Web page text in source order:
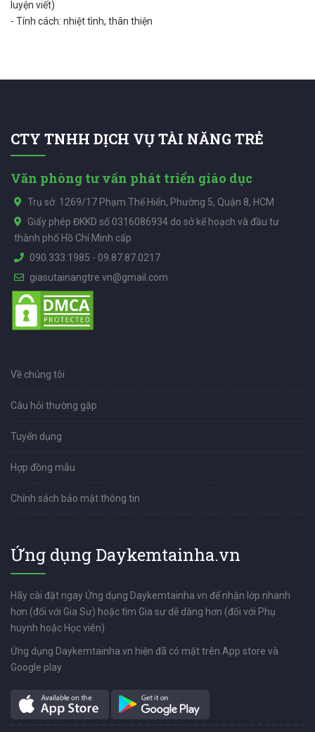
luyện viết)
- Tính cách: nhiệt tình, thân thiện
CTY TNHH DỊCH VỤ TÀI NĂNG TRẺ
Văn phòng tư vấn phát triển giáo dục
Trụ sở: 1269/17 Phạm Thế Hiển, Phường 5, Quận 8, HCM
Giấy phép ĐKKD số 0316086934 do sở kế hoạch và đầu tư
thành phố Hồ Chí Minh cấp
090.333.1985 - 09.87.87.0217
giasutainangtre.vn@gmail.com
Về chúng tôi
Câu hỏi thường gặp
Tuyển dụng
Hợp đồng mẫu
Chính sách bảo mật thông tin
Ứng dụng Daykemtainha.vn
Hãy cài đặt ngay Ứng dụng Daykemtainha.vn để nhận lớp nhanh
hơn (đối với Gia Sư) hoặc tìm Gia sư dễ dàng hơn (đối với Phụ
huynh hoặc Học viên)
Ứng dụng Daykemtainha.vn hiện đã có mặt trên App store và
Google play